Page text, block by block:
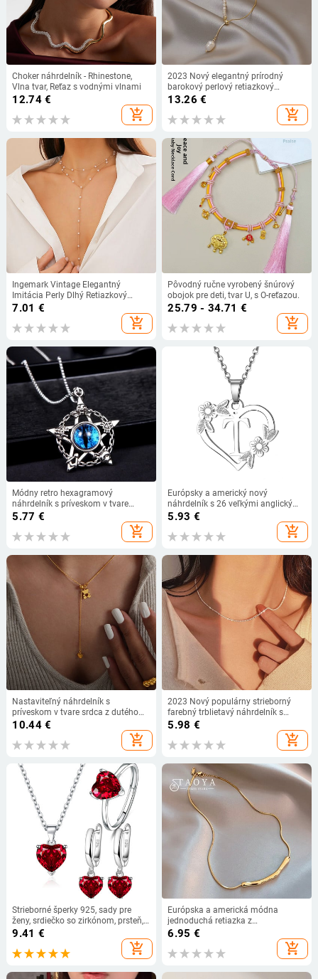
Choker náhrdelník - Rhinestone,
Vlna tvar, Reťaz s vodnými vlnami
12.74€
add_shopping_cart
2023 Nový elegantný prírodný
barokový perlový retiazkový
náhrdelník pre ženy, sexi retiazkové
doplnky na krk pre kórejské módne
šperky pre dievčatá
13.26 €
add_shopping_cart
Ingemark Vintage Elegantný
Imitácia Perly Dlhý Retiazkový
Náhrdelník Dámske Goth Sexy
Korálky Strapec Hrudník Choker
Stredné Šperky Doplnky
7.01 €
add_shopping_cart
Pôvodný ručne vyrobený šnúrový
obojok pre deti, tvar U, s O-reťazou.
25.79 - 34.71 €
add_shopping_cart
Módny retro hexagramový
náhrdelník s príveskom v tvare
diabla pre mužov, hip hop,
osobnosť, lebka, šperky, punkové
očné doplnky, darček pre párty
5.77 €
add_shopping_cart
Európsky a americký nový
náhrdelník s 26 veľkými anglickými
písmenami, prívesok s dutým
srdcom, slivkový list, náhrdelník s
bielym príveskom na kľúče s K
5.93 €
add_shopping_cart
Nastaviteľný náhrdelník s
príveskom v tvare srdca z dutého
medveďa pre ženy z nehrdzavejúcej
vodotesné náhrdelníky pre dievčatá,
10.44€
add_shopping_cart
2023 Nový populárny strieborný
farebný trblietavý náhrdelník s
kľúčnou kosťou pre ženy, jemné
šperky, darček na svadobnú párty
5.98 €
add_shopping_cart
Strieborné šperky 925, sady pre
ženy, srdiečko so zirkónom, prsteň,
náušnice, náhrdelník, svadobné,
elegantné, vianočné, doprava
zdarma
9.41 €
add_shopping_cart
Európska a americká módna
jednoduchá retiazka z
nehrdzavejúcej ocele zlatej farby na
náhrdelníky, šperky
6.95 €
add_shopping_cart